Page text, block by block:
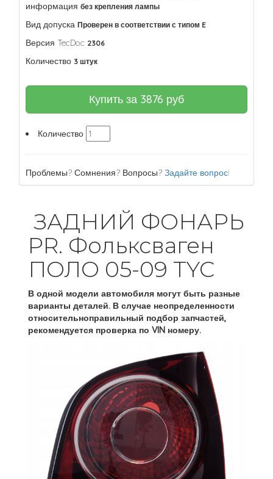
информация без крепления лампы
Вид допуска Проверен в соответствии с типом E
Версия TecDoc 2306
Количество 3 штук
Купить за 3876 руб
Количество
Проблемы? Сомнения? Вопросы? Задайте вопрос!
ЗАДНИЙ ФОНАРЬ
PR. Фольксваген
ПОЛО 05-09 TYC
В одной модели автомобиля могут быть разные
варианты деталей. В случае неопределенности
относительноправильный подбор запчастей,
рекомендуется проверка по VIN номеру.